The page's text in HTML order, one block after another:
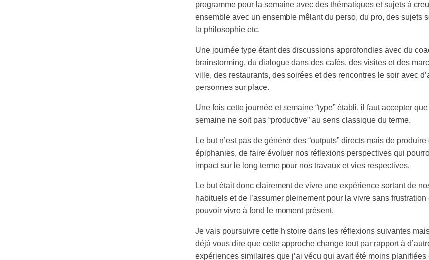
programme pour la semaine avec des thématiques et sujets à
ensemble avec un ensemble mêlant du perso, du pro, des sujets
la philosophie etc.
Une journée type étant des discussions approfondies avec du
brainstorming, du dialogue dans des cafés, des visites et des
ville, des restaurants, des soirées et des rencontres le soir avec
personnes sur place.
Une fois cette journée et semaine “type” établi, il faut accepter
semaine ne soit pas “productive” au sens classique du terme.
Le but n’est pas de générer des “outputs” directs mais de produire
épiphanies, de faire évoluer nos réflexions perspectives qui
impact sur le long terme pour nos travaux et vies respectives.
Le but était donc clairement de vivre une expérience sortant de
habituels et de l’assumer pleinement pour la vivre sans frustration
pouvoir vivre à fond le moment présent.
Je vais poursuivre cette histoire dans les réflexions suivantes
déjà vous dire que cette approche change tout par rapport à
expériences similaires que j’ai vécu qui avait été moins planifiées